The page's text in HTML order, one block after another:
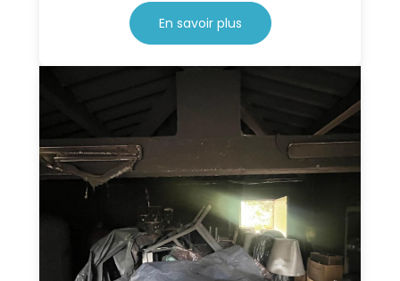
En savoir plus